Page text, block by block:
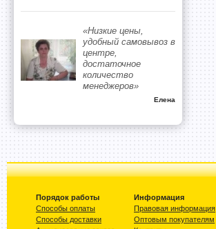
«Низкие цены,
удобный самовывоз в
центре,
достаточное
количество
менеджеров»
Елена
Порядок работы
Способы оплаты
Способы доставки
Информация
Правовая информация
Оптовым покупателям